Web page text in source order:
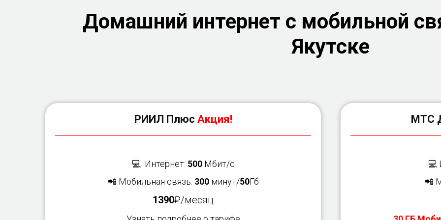
Домашний интернет с мобильной
Якутске
РИИЛ Плюс Акция!
💻 Интернет: 500 Мбит/с
📲 Мобильная связь: 300 минут/50Гб
1390₽/месяц
МТС
💻
📲